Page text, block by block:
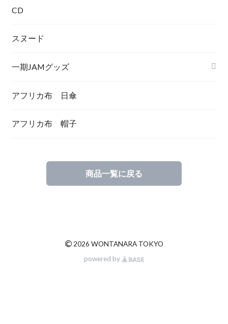
シュシュ
CD
スヌード
一期JAMグッズ
アフリカ布 日傘
アフリカ布 帽子
商品一覧に戻る
©2026 WONTANARA TOKYO
powered by